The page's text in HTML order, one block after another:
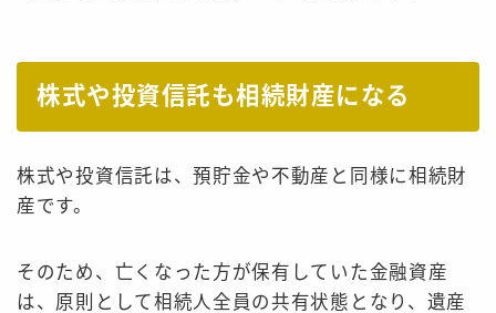
株式や投資信託も相続財産になる
株式や投資信託は、預貯金や不動産と同様に相続財
産です。
そのため、亡くなった方が保有していた金融資産
は、原則として相続人全員の共有状態となり、遺産